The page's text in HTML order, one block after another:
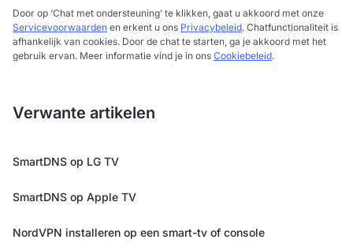
Door op ‘Chat met ondersteuning’ te klikken, gaat u akkoord met onze
Servicevoorwaarden en erkent u ons Privacybeleid. Chatfunctionaliteit is
afhankelijk van cookies. Door de chat te starten, ga je akkoord met het
gebruik ervan. Meer informatie vind je in ons Cookiebeleid.
Verwante artikelen
SmartDNS op LG TV
SmartDNS op Apple TV
NordVPN installeren op een smart-tv of console